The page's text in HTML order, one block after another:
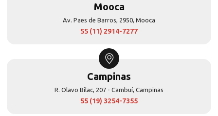
Mooca
Av. Paes de Barros, 2950, Mooca
55 (11) 2914-7277
Campinas
R. Olavo Bilac, 207 - Cambuí, Campinas
55 (19) 3254-7355